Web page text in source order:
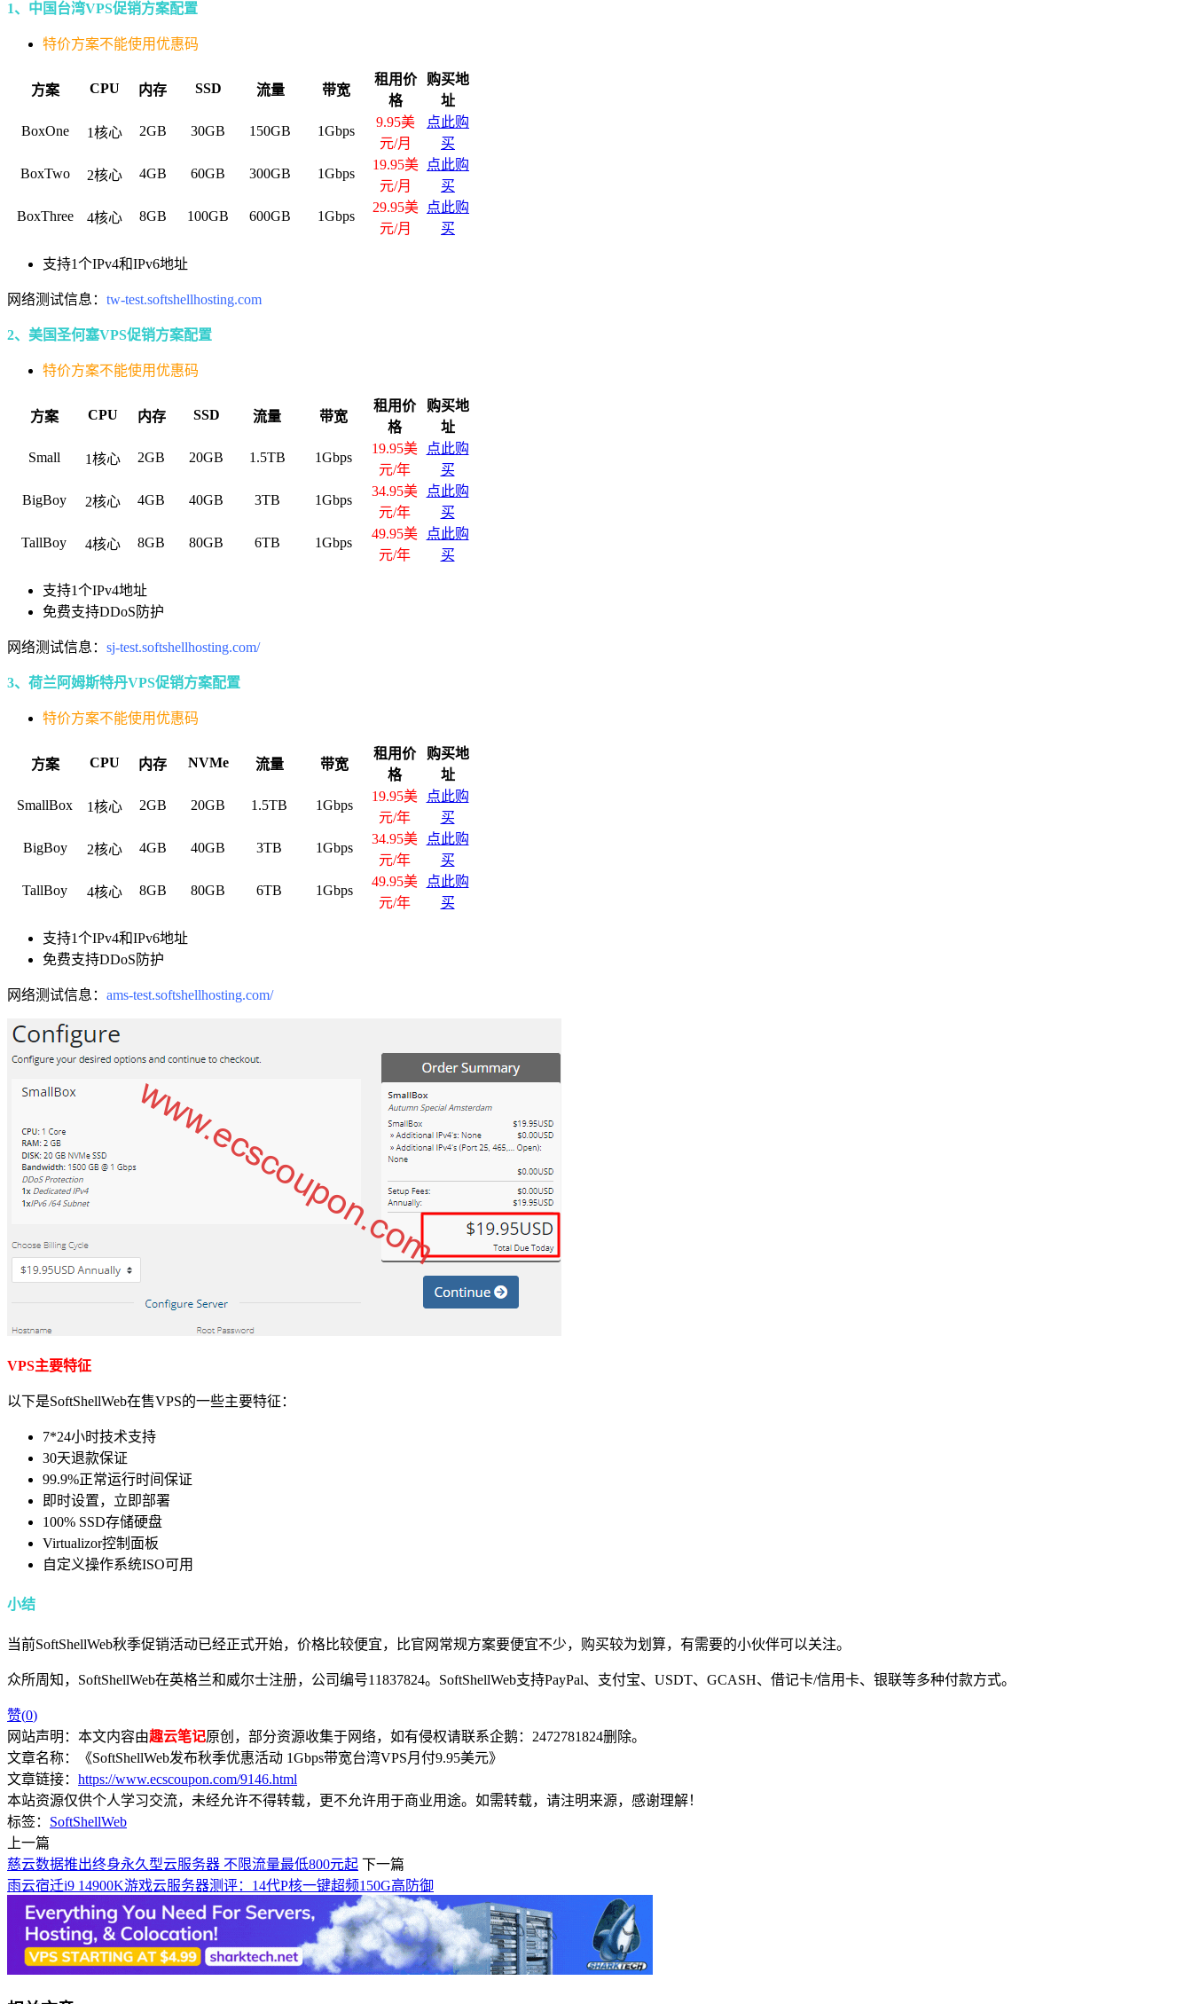
1、中国台湾VPS促销方案配置
特价方案不能使用优惠码
方案 CPU 内存 SSD 流量 带宽
租用价
格
购买地
址
BoxOne
1核心 2GB 30GB 150GB 1Gbps
9.95美
元/月
点此购
买
BoxTwo
2核心 4GB 60GB 300GB 1Gbps
19.95美
元/月
点此购
买
BoxThree
4核心 8GB 100GB 600GB 1Gbps
29.95美
元/月
点此购
买
支持1个IPv4和IPv6地址
网络测试信息： tw-test.softshellhosting.com
2、美国圣何塞VPS促销方案配置
特价方案不能使用优惠码
方案 CPU 内存 SSD 流量 带宽
租用价
格
购买地
址
Small
1核心 2GB 20GB 1.5TB 1Gbps
19.95美
元/年
点此购
买
BigBoy
2核心 4GB 40GB 3TB 1Gbps
34.95美
元/年
点此购
买
TallBoy
4核心 8GB 80GB 6TB 1Gbps
49.95美
元/年
点此购
买
支持1个IPv4地址
免费支持DDoS防护
网络测试信息： sj-test.softshellhosting.com/
3、荷兰阿姆斯特丹VPS促销方案配置
特价方案不能使用优惠码
方案 CPU 内存 NVMe 流量 带宽
租用价
格
购买地
址
SmallBox
1核心 2GB 20GB 1.5TB 1Gbps
19.95美
元/年
点此购
买
BigBoy
2核心 4GB 40GB 3TB 1Gbps
34.95美
元/年
点此购
买
TallBoy
4核心 8GB 80GB 6TB 1Gbps
49.95美
元/年
点此购
买
支持1个IPv4和IPv6地址
免费支持DDoS防护
网络测试信息： ams-test.softshellhosting.com/
VPS主要特征
以下是SoftShellWeb在售VPS的一些主要特征：
7*24小时技术支持
30天退款保证
99.9%正常运行时间保证
即时设置，立即部署
100% SSD存储硬盘
Virtualizor控制面板
自定义操作系统ISO可用
小结
当前SoftShellWeb秋季促销活动已经正式开始，价格比较便宜，比官网常规方案要便宜不少，购买较为划算，有需要的小伙伴可以关注。
众所周知，SoftShellWeb在英格兰和威尔士注册，公司编号11837824。SoftShellWeb支持PayPal、支付宝、USDT、GCASH、借记卡/信用卡、银联等多种付款方式。
赞(0)
网站声明：本文内容由趣云笔记原创，部分资源收集于网络，如有侵权请联系企鹅：2472781824删除。
文章名称：《SoftShellWeb发布秋季优惠活动 1Gbps带宽台湾VPS月付9.95美元》
文章链接： https://www.ecscoupon.com/9146.html
本站资源仅供个人学习交流，未经允许不得转载，更不允许用于商业用途。如需转载，请注明来源，感谢理解！
标签： SoftShellWeb
上一篇
慈云数据推出终身永久型云服务器 不限流量最低800元起 下一篇
雨云宿迁i9 14900K游戏云服务器测评：14代P核一键超频150G高防御